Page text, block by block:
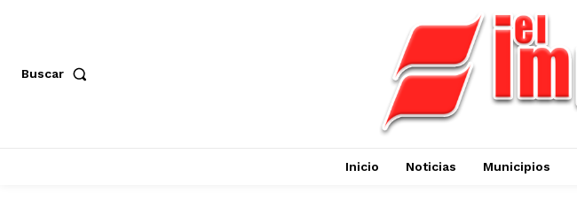
Buscar
Inicio Noticias Municipios